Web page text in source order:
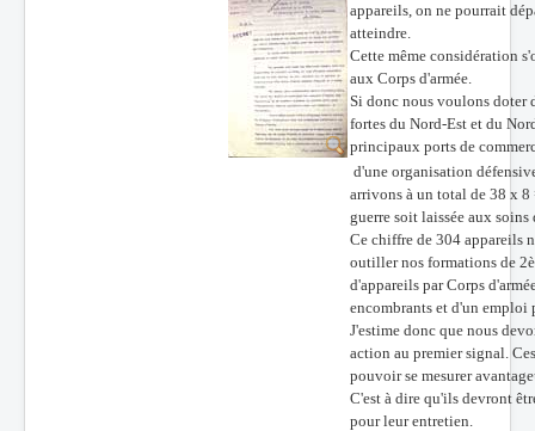
appareils, on ne pourrait
atteindre.
Cette même considération
aux Corps d'armée.
Si donc nous voulons doter
fortes du Nord-Est et du
principaux ports de
d'une organisation
arrivons à un total de 38 x 8
guerre soit laissée aux
Ce chiffre de 304 appareils
outiller nos formations de
d'appareils par Corps
encombrants et d'un emploi
J'estime donc que nous
action au premier signal.
pouvoir se mesurer
C'est à dire qu'ils devront
pour leur entretien.